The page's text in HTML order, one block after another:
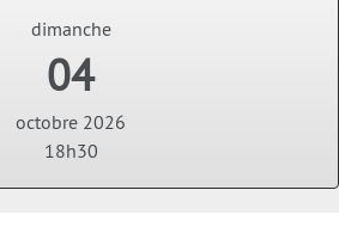
dimanche
04
octobre 2026
18h30